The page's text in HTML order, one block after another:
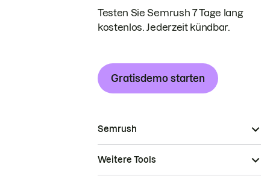
Testen Sie Semrush 7 Tage lang
kostenlos. Jederzeit kündbar.
Gratisdemo starten
Semrush
Weitere Tools